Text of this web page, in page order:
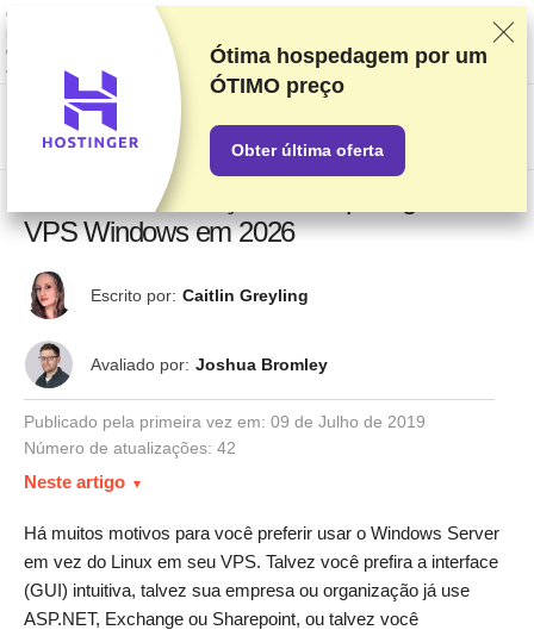
Classificamos os fornecedores com base em testes e pesquisas rigorosos,
mas também levamos em consideração seu feedback e nossos acordos
comerciais com provedores. Esta página contém links de
afiliados.Divulgação de Publicidade
US$
10 melhores serviços de hospedagem
VPS Windows em 2026
Escrito por: Caitlin Greyling
Avaliado por: Joshua Bromley
Publicado pela primeira vez em: 09 de Julho de 2019
Número de atualizações: 42
Neste artigo
Há muitos motivos para você preferir usar o Windows Server
em vez do Linux em seu VPS. Talvez você prefira a interface
(GUI) intuitiva, talvez sua empresa ou organização já use
ASP.NET, Exchange ou Sharepoint, ou talvez você
Ótima hospedagem por um
ÓTIMO preço
Obter última oferta